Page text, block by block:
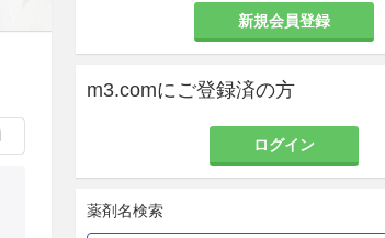
新規会員登録
m3.comにご登録済の方
ログイン
薬剤名検索